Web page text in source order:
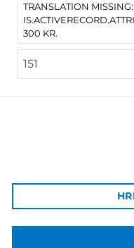
TRANSLATION MISSING:
300 KR.
Afgreiðsla vara:
Sækja má pantaðar